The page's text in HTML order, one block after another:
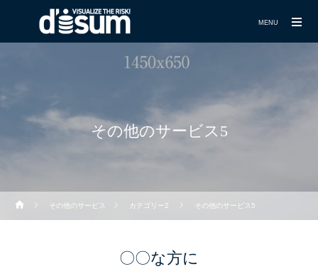
その他のサービス5
その他のサービス カテゴリー2 その他のサービス5
〇〇な方に
MENU